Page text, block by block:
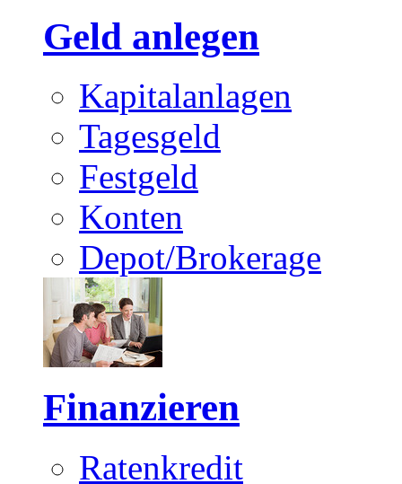
Geld anlegen
Kapitalanlagen
Tagesgeld
Festgeld
Konten
Depot/Brokerage
Finanzieren
Ratenkredit